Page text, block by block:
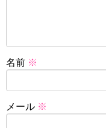
名前 ※
メール ※